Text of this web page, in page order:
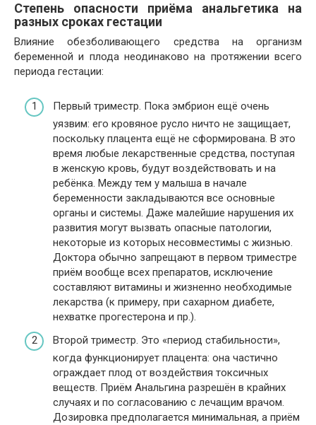
Степень опасности приёма анальгетика на
разных сроках гестации
Влияние обезболивающего средства на организм
беременной и плода неодинаково на протяжении всего
периода гестации:
Первый триместр. Пока эмбрион ещё очень
уязвим: его кровяное русло ничто не защищает,
поскольку плацента ещё не сформирована. В это
время любые лекарственные средства, поступая
в женскую кровь, будут воздействовать и на
ребёнка. Между тем у малыша в начале
беременности закладываются все основные
органы и системы. Даже малейшие нарушения их
развития могут вызвать опасные патологии,
некоторые из которых несовместимы с жизнью.
Доктора обычно запрещают в первом триместре
приём вообще всех препаратов, исключение
составляют витамины и жизненно необходимые
лекарства (к примеру, при сахарном диабете,
нехватке прогестерона и пр.).
Второй триместр. Это «период стабильности»,
когда функционирует плацента: она частично
ограждает плод от воздействия токсичных
веществ. Приём Анальгина разрешён в крайних
случаях и по согласованию с лечащим врачом.
Дозировка предполагается минимальная, а приём